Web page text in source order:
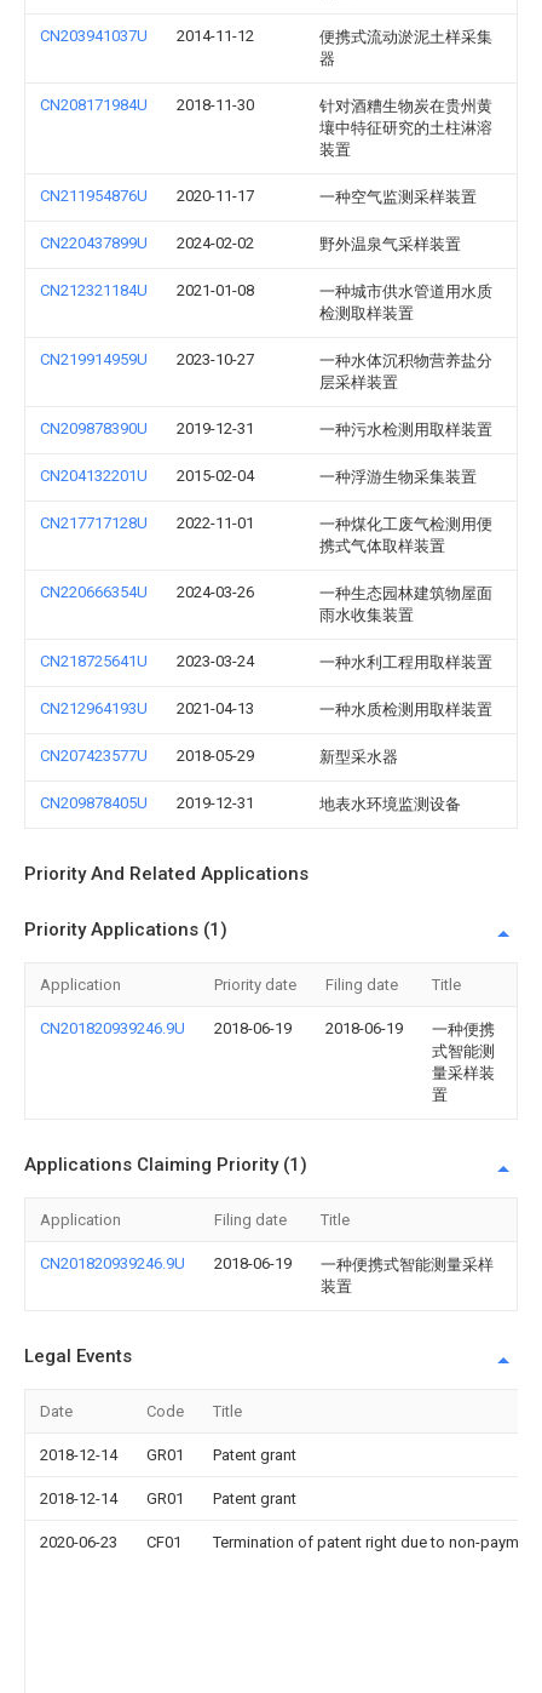
CN203941037U 2014-11-12
便携式流动淤泥土样采集
器
CN208171984U 2018-11-30
针对酒糟生物炭在贵州黄
壤中特征研究的土柱淋溶
装置
CN211954876U 2020-11-17 一种空气监测采样装置
CN220437899U 2024-02-02 野外温泉气采样装置
CN212321184U 2021-01-08
一种城市供水管道用水质
检测取样装置
CN219914959U 2023-10-27
一种水体沉积物营养盐分
层采样装置
CN209878390U 2019-12-31 一种污水检测用取样装置
CN204132201U 2015-02-04 一种浮游生物采集装置
CN217717128U 2022-11-01
一种煤化工废气检测用便
携式气体取样装置
CN220666354U 2024-03-26
一种生态园林建筑物屋面
雨水收集装置
CN218725641U 2023-03-24 一种水利工程用取样装置
CN212964193U 2021-04-13 一种水质检测用取样装置
CN207423577U 2018-05-29 新型采水器
CN209878405U 2019-12-31 地表水环境监测设备
Priority And Related Applications
Priority Applications (1)
Application Priority date Filing date Title
CN201820939246.9U 2018-06-19 2018-06-19
一种便携
式智能测
量采样装
置
Applications Claiming Priority (1)
Application Filing date Title
CN201820939246.9U 2018-06-19
一种便携式智能测量采样
装置
Legal Events
Date Code Title
2018-12-14 GR01 Patent grant
2018-12-14 GR01 Patent grant
2020-06-23 CF01 Termination of patent right due to non-